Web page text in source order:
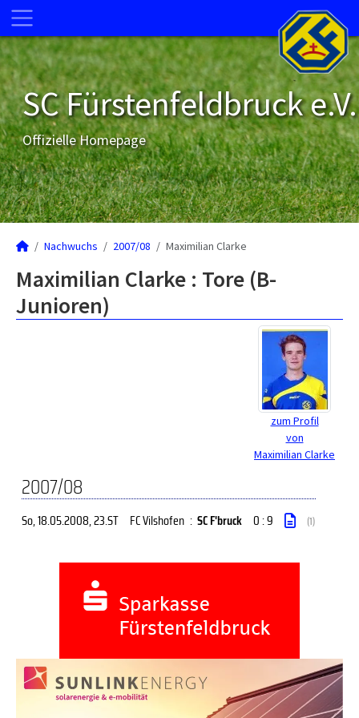
SC Fürstenfeldbruck e.V.
Offizielle Homepage
Nachwuchs 2007/08 Maximilian Clarke
Maximilian Clarke : Tore (B-
Junioren)
zum Profil
von
Maximilian Clarke
2007/08
So, 18.05.2008, 23.ST FC Vilshofen : SC F'bruck 0 : 9 (1)